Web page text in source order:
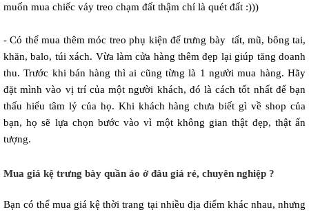
muốn mua chiếc váy treo chạm đất thậm chí là quét đất :)))
- Có thể mua thêm móc treo phụ kiện để trưng bày  tất, mũ, bông tai,
khăn, balo, túi xách. Vừa làm cửa hàng thêm đẹp lại giúp tăng doanh
thu. Trước khi bán hàng thì ai cũng từng là 1 người mua hàng. Hãy
đặt mình vào vị trí của một người khách, đó là cách tốt nhất để bạn
thấu hiểu tâm lý của họ. Khi khách hàng chưa biết gì về shop của
bạn, họ sẽ lựa chọn bước vào vì một không gian thật đẹp, thật ấn
tượng.
Mua giá kệ trưng bày quần áo ở đâu giá rẻ, chuyên nghiệp ?
Bạn có thể mua giá kệ thời trang tại nhiều địa điểm khác nhau, nhưng